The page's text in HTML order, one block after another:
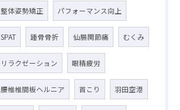
整体姿勢矯正 パフォーマンス向上
SPAT 踵骨骨折 仙腸関節痛 むくみ
リラクゼーション 眼精疲労
腰椎椎間板ヘルニア 首こり 羽田空港